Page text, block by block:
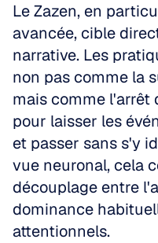
Le Zazen, en
avancée, cible
narrative. Les
non pas comme la
mais comme l'arrêt
pour laisser les
et passer sans s'y
vue neuronal, cela
découplage entre
dominance
attentionnels.